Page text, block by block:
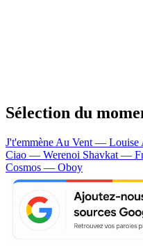
Sélection du
J't'emmène Au Vent — Louise
Ciao — Werenoi Shavkat —
Cosmos — Oboy